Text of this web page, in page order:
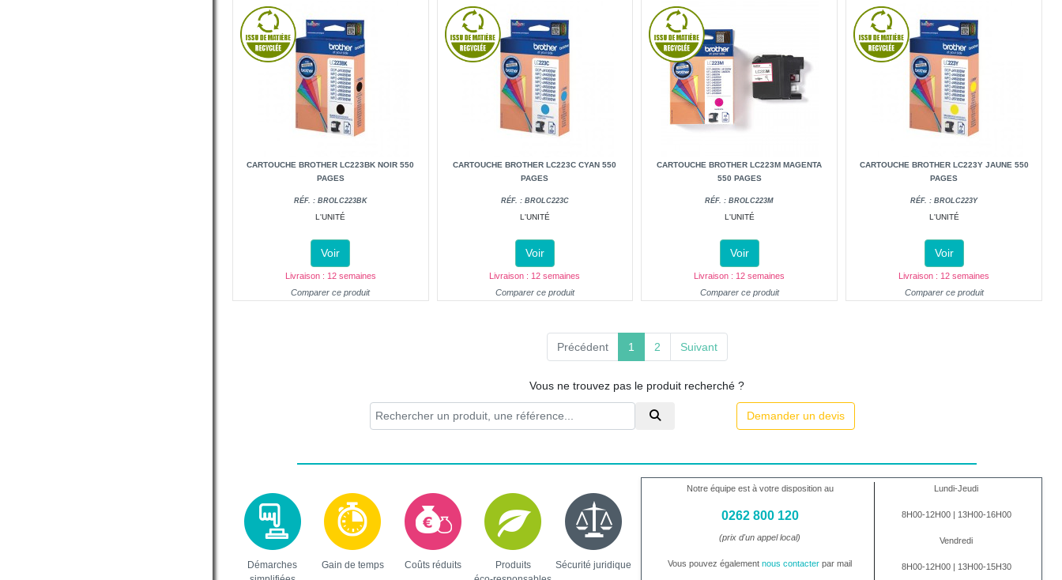
CARTOUCHE BROTHER LC223BK NOIR 550
PAGES
RÉF. : BROLC223BK
L'UNITÉ
Voir
Livraison : 12 semaines
Comparer ce produit
CARTOUCHE BROTHER LC223C CYAN 550
PAGES
RÉF. : BROLC223C
L'UNITÉ
Voir
Livraison : 12 semaines
Comparer ce produit
CARTOUCHE BROTHER LC223M MAGENTA
550 PAGES
RÉF. : BROLC223M
L'UNITÉ
Voir
Livraison : 12 semaines
Comparer ce produit
CARTOUCHE BROTHER LC223Y JAUNE 550
PAGES
RÉF. : BROLC223Y
L'UNITÉ
Voir
Livraison : 12 semaines
Comparer ce produit
Précédent 1 (current)
2 Suivant
Vous ne trouvez pas le produit recherché ?
Demander un devis
Démarches
Gain de temps Coûts réduits
Produits
Sécurité juridique
Notre équipe est à votre disposition au
0262 800 120
(prix d'un appel local)
Vous pouvez égalementnous contacter par mail
Lundi-Jeudi
8H00-12H00 | 13H00-16H00
Vendredi
8H00-12H00 | 13H00-15H30